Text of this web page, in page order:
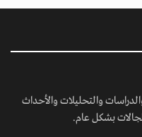
والتحليلات والأحداث
بشكل عام.